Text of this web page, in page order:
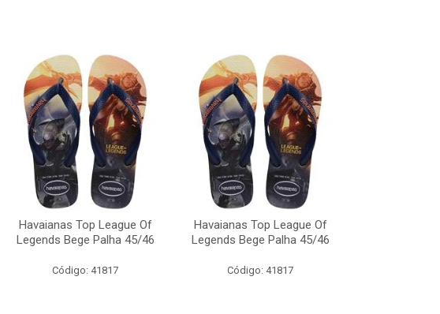
Havaianas Top League Of
Legends Bege Palha 45/46
Código: 41817
Havaianas Top League Of
Legends Bege Palha 45/46
Código: 41817